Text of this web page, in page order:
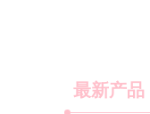
最新产品